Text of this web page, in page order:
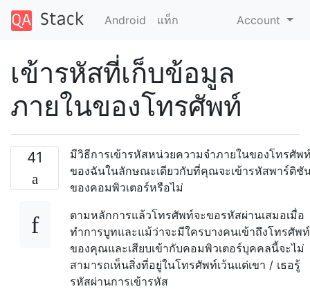
Android แท็ก Account
เข้ารหัสที่เก็บข้อมูล
ภายในของโทรศัพท์
41
มีวิธีการเข้ารหัสหน่วยความจำภายในของโทรศัพ
ของฉันในลักษณะเดียวกับที่คุณจะเข้ารหัสพาร์ติชั
ของคอมพิวเตอร์หรือไม่
ตามหลักการแล้วโทรศัพท์จะขอรหัสผ่านเสมอเมื่อ
ทำการบูทและแม้ว่าจะมีใครบางคนเข้าถึงโทรศัพท์
ของคุณและเสียบเข้ากับคอมพิวเตอร์บุคคลนี้จะไม่
สามารถเห็นสิ่งที่อยู่ในโทรศัพท์เว้นแต่เขา / เธอรู้
รหัสผ่านการเข้ารหัส